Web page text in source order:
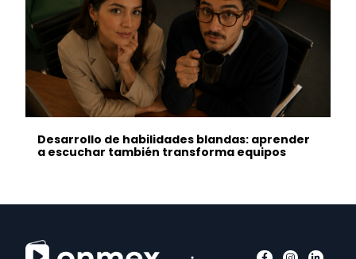
Desarrollo de habilidades blandas: aprender
a escuchar también transforma equipos